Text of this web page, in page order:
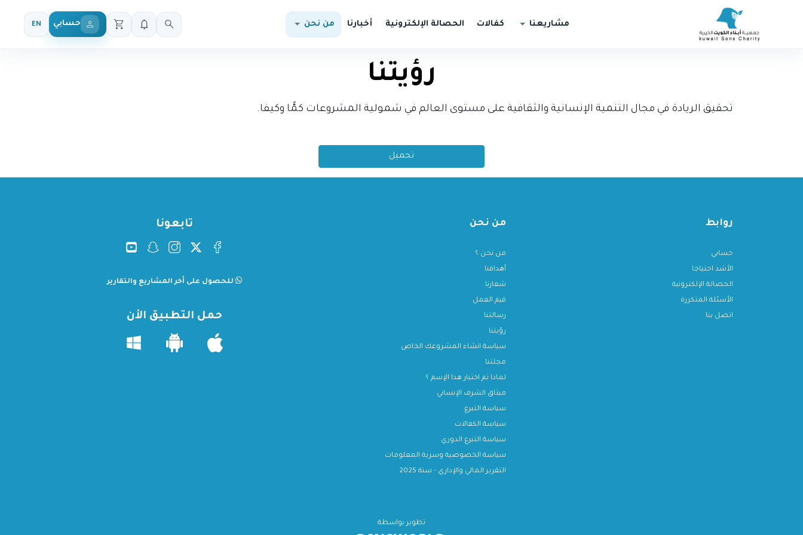
مشاريعنا كفالات الحصالة الإلكترونية أخبارنا من نحن حسابي EN
رؤيتنا
تحقيق الريادة في مجال التنمية الإنسانية والثقافية على مستوى العالم في شمولية المشروعات كمًّا وكيفا.
تحميل
روابط
حسابي
الأشد احتياجا
الحصالة الإلكترونية
الأسئلة المتكررة
اتصل بنا
من نحن
من نحن ؟
أهدافنا
شعارنا
قيم العمل
رسالتنا
رؤيتنا
سياسة انشاء المشروعك الخاص
مجلتنا
لماذا تم اختيار هذا الإسم ؟
ميثاق الشرف الإنساني
سياسة التبرع
سياسة الكفالات
سياسة التبرع الدوري
سياسة الخصوصية وسرية المعلومات
التقرير المالي والإداري - سنة 2025
تابعونا
للحصول على أخر المشاريع والتقارير
حمل التطبيق الأن
تطوير بواسطة